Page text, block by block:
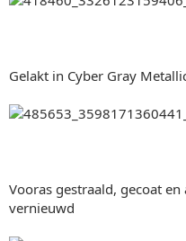
Gelakt in Cyber Gray
Vooras gestraald, gecoat
vernieuwd